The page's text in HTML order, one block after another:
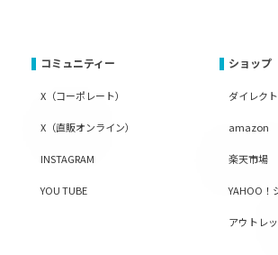
コミュニティー
X（コーポレート）
X（直販オンライン）
INSTAGRAM
YOU TUBE
ショップ
ダイレクト
amazon
楽天市場
YAHOO！
アウトレ